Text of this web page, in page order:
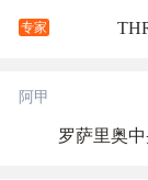
专家
阿甲
罗萨里奥